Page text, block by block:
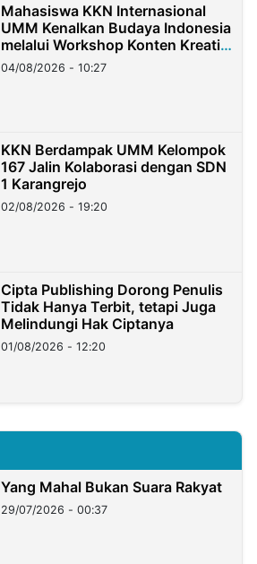
Mahasiswa KKN Internasional
UMM Kenalkan Budaya Indonesia
melalui Workshop Konten Kreatif
di Taiwan
04/08/2026 - 10:27
KKN Berdampak UMM Kelompok
167 Jalin Kolaborasi dengan SDN
1 Karangrejo
02/08/2026 - 19:20
Cipta Publishing Dorong Penulis
Tidak Hanya Terbit, tetapi Juga
Melindungi Hak Ciptanya
01/08/2026 - 12:20
Yang Mahal Bukan Suara Rakyat
29/07/2026 - 00:37